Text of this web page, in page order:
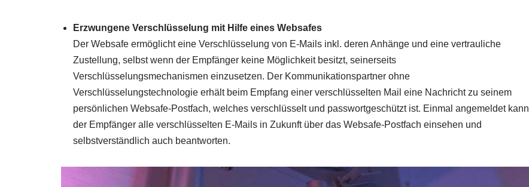
Erzwungene Verschlüsselung mit Hilfe eines Websafes
Der Websafe ermöglicht eine Verschlüsselung von E-Mails inkl. deren Anhänge und eine vertrauliche
Zustellung, selbst wenn der Empfänger keine Möglichkeit besitzt, seinerseits
Verschlüsselungsmechanismen einzusetzen. Der Kommunikationspartner ohne
Verschlüsselungstechnologie erhält beim Empfang einer verschlüsselten Mail eine Nachricht zu seinem
persönlichen Websafe-Postfach, welches verschlüsselt und passwortgeschützt ist. Einmal angemeldet kann
der Empfänger alle verschlüsselten E-Mails in Zukunft über das Websafe-Postfach einsehen und
selbstverständlich auch beantworten.